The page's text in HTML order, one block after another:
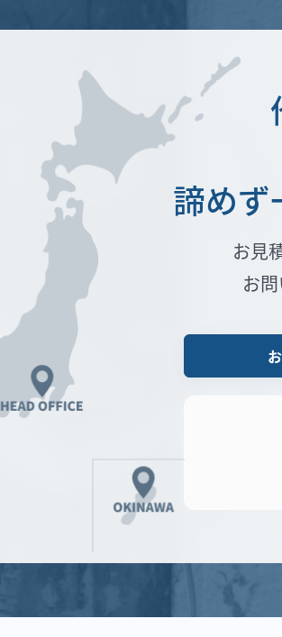
諦めず
お見
お